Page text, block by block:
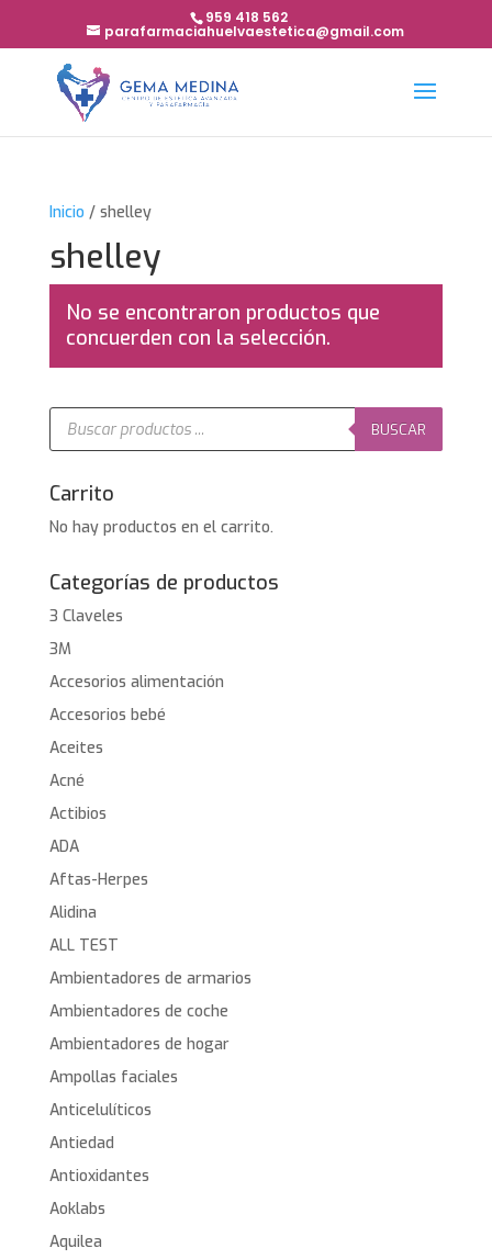
959 418 562
parafarmaciahuelvaestetica@gmail.com
Inicio / shelley
shelley
No se encontraron productos que
concuerden con la selección.
Búsqueda
productos
BUSCAR
Carrito
No hay productos en el carrito.
Categorías de productos
3 Claveles
3M
Accesorios alimentación
Accesorios bebé
Aceites
Acné
Actibios
ADA
Aftas-Herpes
Alidina
ALL TEST
Ambientadores de armarios
Ambientadores de coche
Ambientadores de hogar
Ampollas faciales
Anticelulíticos
Antiedad
Antioxidantes
Aoklabs
Aquilea